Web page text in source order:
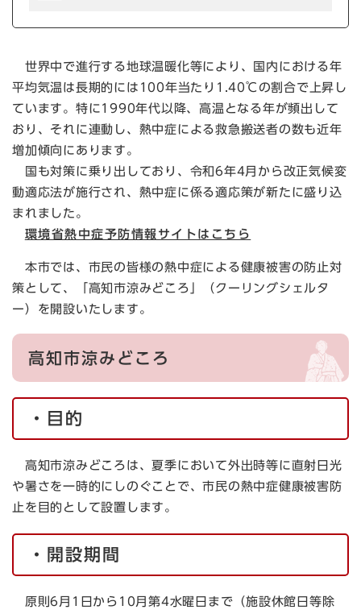
世界中で進行する地球温暖化等により、国内における年
平均気温は長期的には100年当たり1.40℃の割合で上昇し
ています。特に1990年代以降、高温となる年が頻出して
おり、それに連動し、熱中症による救急搬送者の数も近年
増加傾向にあります。
国も対策に乗り出しており、令和6年4月から改正気候変
動適応法が施行され、熱中症に係る適応策が新たに盛り込
まれました。​
環境省熱中症予防情報サイトはこちら
本市では、市民の皆様の熱中症による健康被害の防止対
策として、「高知市涼みどころ」（クーリングシェルタ
ー）を開設いたします。
高知市涼みどころ
・目的
高知市涼みどころは、夏季において外出時等に直射日光
や暑さを一時的にしのぐことで、市民の熱中症健康被害防
止を目的として設置します。
・開設期間
原則6月1日から10月第4水曜日まで（施設休館日等除